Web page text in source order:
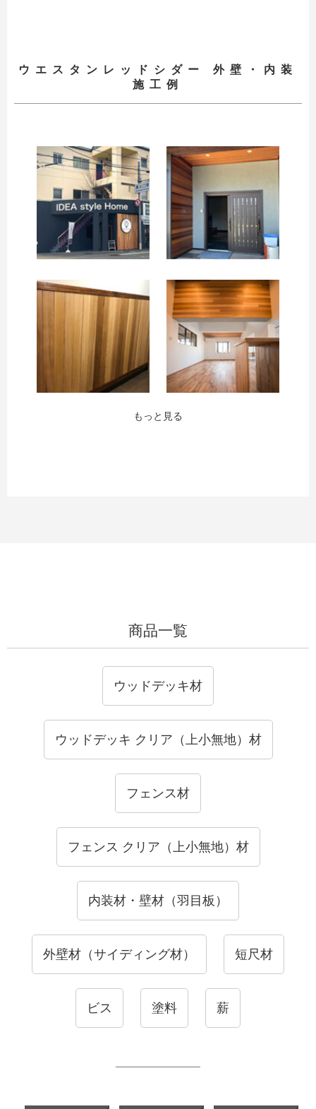
お買い物を続ける
カートへ進む
ウエスタンレッドシダー 外壁・内装
施工例
もっと見る
商品一覧
ウッドデッキ材
ウッドデッキ クリア（上小無地）材
フェンス材
フェンス クリア（上小無地）材
内装材・壁材（羽目板）
外壁材（サイディング材） 短尺材
ビス 塗料 薪